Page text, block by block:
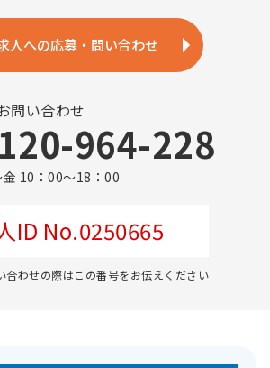
人への応募・問い合わせ
問い合わせ
964-228
10：00～18：00
ID No.0250665
わせの際はこの番号をお伝えください